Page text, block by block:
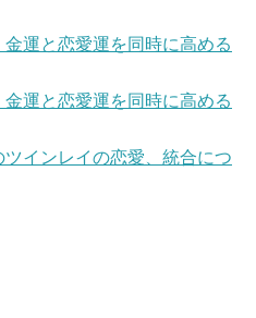
運と恋愛運を同時に高める
運と恋愛運を同時に高める
インレイの恋愛、統合につ